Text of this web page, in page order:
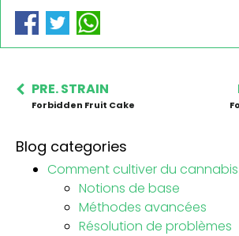
PRE. STRAIN
Forbidden Fruit Cake
Blog categories
Comment cultiver du cannabis
Notions de base
Méthodes avancées
Résolution de problèmes